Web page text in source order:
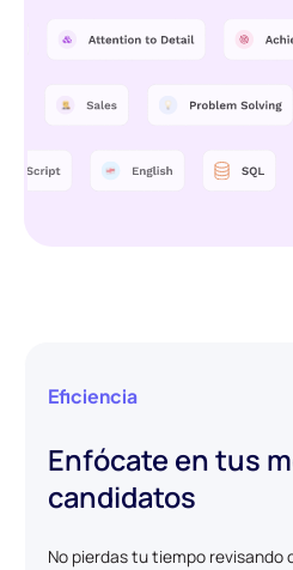
Eficiencia
Enfócate en tus
candidatos
No pierdas tu tiempo revisando